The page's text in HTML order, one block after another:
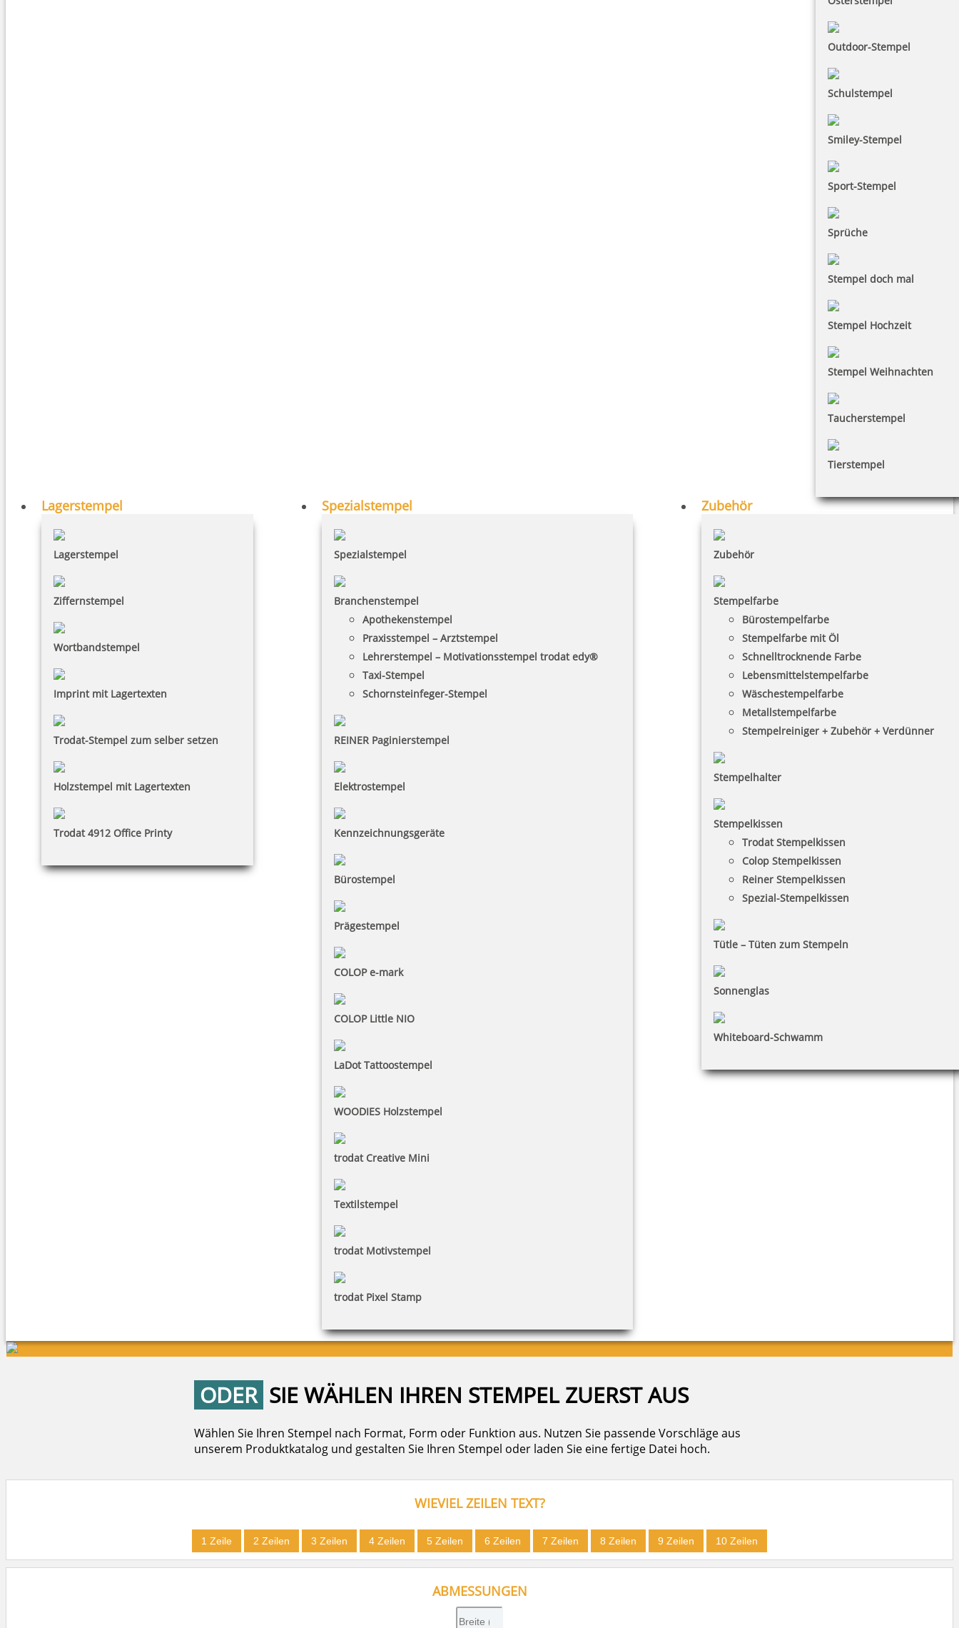
Outdoor-Stempel
Schulstempel
Smiley-Stempel
Sport-Stempel
Sprüche
Stempel doch mal
Stempel Hochzeit
Stempel Weihnachten
Taucherstempel
Tierstempel
Lagerstempel
Lagerstempel
Ziffernstempel
Wortbandstempel
Imprint mit Lagertexten
Trodat-Stempel zum selber setzen
Holzstempel mit Lagertexten
Trodat 4912 Office Printy
Spezialstempel
Spezialstempel
Branchenstempel
Apothekenstempel
Praxisstempel – Arztstempel
Lehrerstempel – Motivationsstempel trodat edy®
Taxi-Stempel
Schornsteinfeger-Stempel
REINER Paginierstempel
Elektrostempel
Kennzeichnungsgeräte
Bürostempel
Prägestempel
COLOP e-mark
COLOP Little NIO
LaDot Tattoostempel
WOODIES Holzstempel
trodat Creative Mini
Textilstempel
trodat Motivstempel
trodat Pixel Stamp
Zubehör
Zubehör
Stempelfarbe
Bürostempelfarbe
Stempelfarbe mit Öl
Schnelltrocknende Farbe
Lebensmittelstempelfarbe
Wäschestempelfarbe
Metallstempelfarbe
Stempelreiniger + Zubehör + Verdünner
Stempelhalter
Stempelkissen
Trodat Stempelkissen
Colop Stempelkissen
Reiner Stempelkissen
Spezial-Stempelkissen
Tütle – Tüten zum Stempeln
Sonnenglas
Whiteboard-Schwamm
ODER SIE WÄHLEN IHREN STEMPEL ZUERST AUS
Wählen Sie Ihren Stempel nach Format, Form oder Funktion aus. Nutzen Sie passende Vorschläge aus
unserem Produktkatalog und gestalten Sie Ihren Stempel oder laden Sie eine fertige Datei hoch.
WIEVIEL ZEILEN TEXT?
1 Zeile 2 Zeilen 3 Zeilen 4 Zeilen 5 Zeilen 6 Zeilen 7 Zeilen 8 Zeilen 9 Zeilen 10 Zeilen
ABMESSUNGEN